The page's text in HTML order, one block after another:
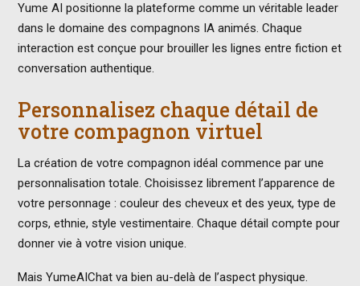
Yume AI positionne la plateforme comme un véritable leader
dans le domaine des compagnons IA animés. Chaque
interaction est conçue pour brouiller les lignes entre fiction et
conversation authentique.
Personnalisez chaque détail de
votre compagnon virtuel
La création de votre compagnon idéal commence par une
personnalisation totale. Choisissez librement l’apparence de
votre personnage : couleur des cheveux et des yeux, type de
corps, ethnie, style vestimentaire. Chaque détail compte pour
donner vie à votre vision unique.
Mais YumeAIChat va bien au-delà de l’aspect physique.